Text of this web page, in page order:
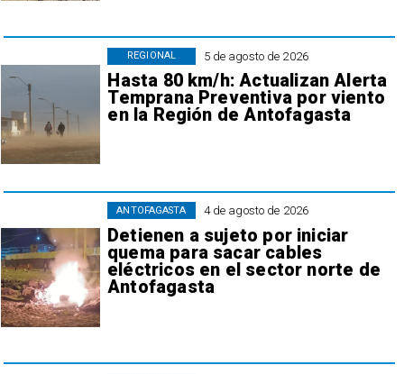
5 de agosto de 2026
Hasta 80 km/h: Actualizan Alerta
Temprana Preventiva por viento
en la Región de Antofagasta
REGIONAL
4 de agosto de 2026
Detienen a sujeto por iniciar
quema para sacar cables
eléctricos en el sector norte de
Antofagasta
ANTOFAGASTA